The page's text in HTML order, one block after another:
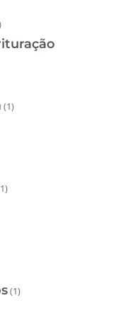
(1)
(1)